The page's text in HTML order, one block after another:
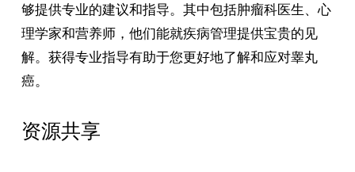
够提供专业的建议和指导。其中包括肿瘤科医生、心
理学家和营养师，他们能就疾病管理提供宝贵的见
解。获得专业指导有助于您更好地了解和应对睾丸
癌。
资源共享